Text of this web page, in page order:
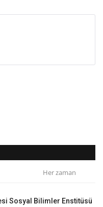
Her zaman
Sosyal Bilimler Enstitüsü